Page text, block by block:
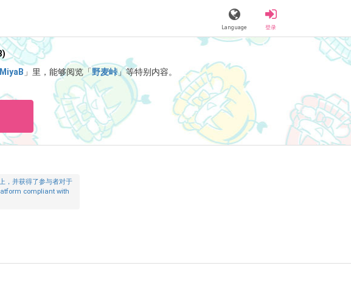
Language 登录
MiyaB 」里，能够阅览「野麦峠」等特别内容。
，并获得了参与者对于
compliant with